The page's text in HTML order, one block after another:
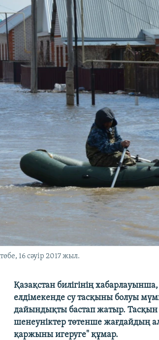
16 сәуір 2017 жыл.
Қазақстан билігінің
елдімекенде су тасқыны болуы
дайындықты бастап жатыр. Тасқын
шенеуніктер төтенше жағдайдың
қаржыны игеруге" құмар.